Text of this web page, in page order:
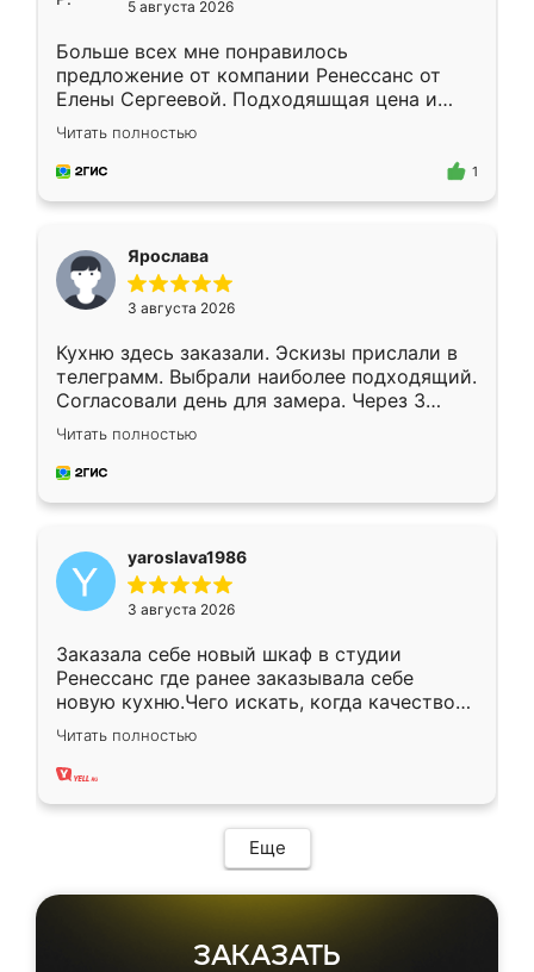
5 августа 2026
Больше всех мне понравилось
предложение от компании Ренессанс от
Елены Сергеевой. Подходяшщая цена и
короткие сроки изготовления. Приехавший
для замера сотрудник Владислав
предложил по моему эскизу самый
Читать полностью
1
Ярослава
3 августа 2026
Кухню здесь заказали. Эскизы прислали в
телеграмм. Выбрали наиболее подходящий.
Согласовали день для замера. Через 3
недели кухня была уже готова. Остались
довольны работой. Спасибо Ренессанс
мебель за качественную работу!
Читать полностью
yaroslava1986
3 августа 2026
Заказала себе новый шкаф в студии
Ренессанс где ранее заказывала себе
новую кухню.Чего искать, когда качеством
вполне довольна. Служит кухня уже почти
два года, нареканий нет.
Читать полностью
Еще
ЗАКАЗАТЬ